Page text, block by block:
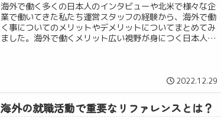
海外で働く多くの日本人のインタビューや北米で様々な企
業で働いてきた私たち運営スタッフの経験から、海外で働
く事についてのメリットやデメリットについてまとめてみ
ました。海外で働くメリット広い視野が身につく日本人以
2022.12.29
海外の就職活動で重要なリファレンスとは？